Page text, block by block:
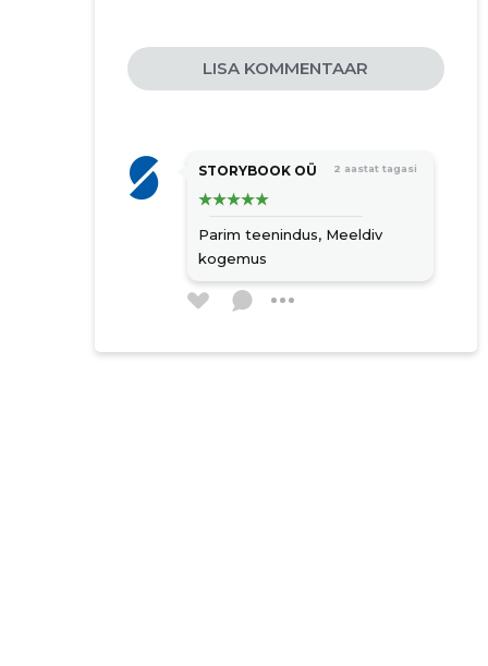
LISA KOMMENTAAR
STORYBOOK OÜ 2 aastat tagasi
Parim teenindus, Meeldiv
kogemus